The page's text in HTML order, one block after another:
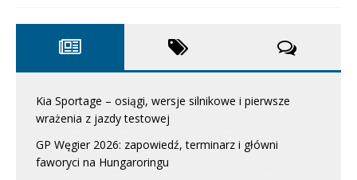
Kia Sportage – osiągi, wersje silnikowe i pierwsze
wrażenia z jazdy testowej
GP Węgier 2026: zapowiedź, terminarz i główni
faworyci na Hungaroringu